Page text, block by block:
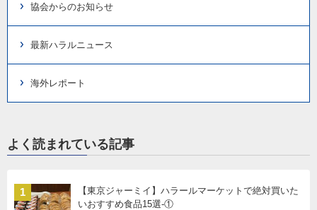
協会からのお知らせ
最新ハラルニュース
海外レポート
よく読まれている記事
1
【東京ジャーミイ】ハラールマーケットで絶対買いた
いおすすめ食品15選-①